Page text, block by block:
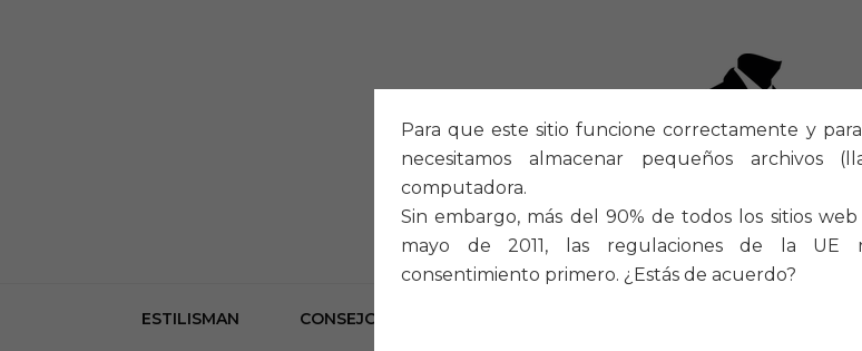
Para que este sitio funcione correctamente y
necesitamos almacenar pequeños archivos
computadora.
Sin embargo, más del 90% de todos los sitios
mayo de 2011, las regulaciones de la UE
consentimiento primero. ¿Estás de acuerdo?
ESTILISMAN CONSEJOS